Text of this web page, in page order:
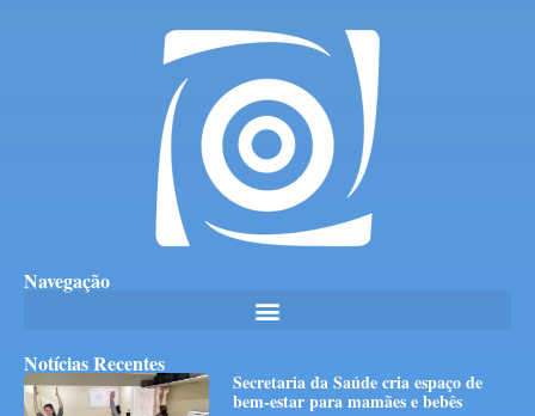
Navegação
Notícias Recentes
Secretaria da Saúde cria espaço de
bem-estar para mamães e bebês